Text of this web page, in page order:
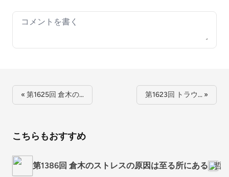
Your comment
« 第1625回 倉木の… 第1623回 トラウ… »
こちらもおすすめ
第1386回 倉木のストレスの原因は至る所にある 哲